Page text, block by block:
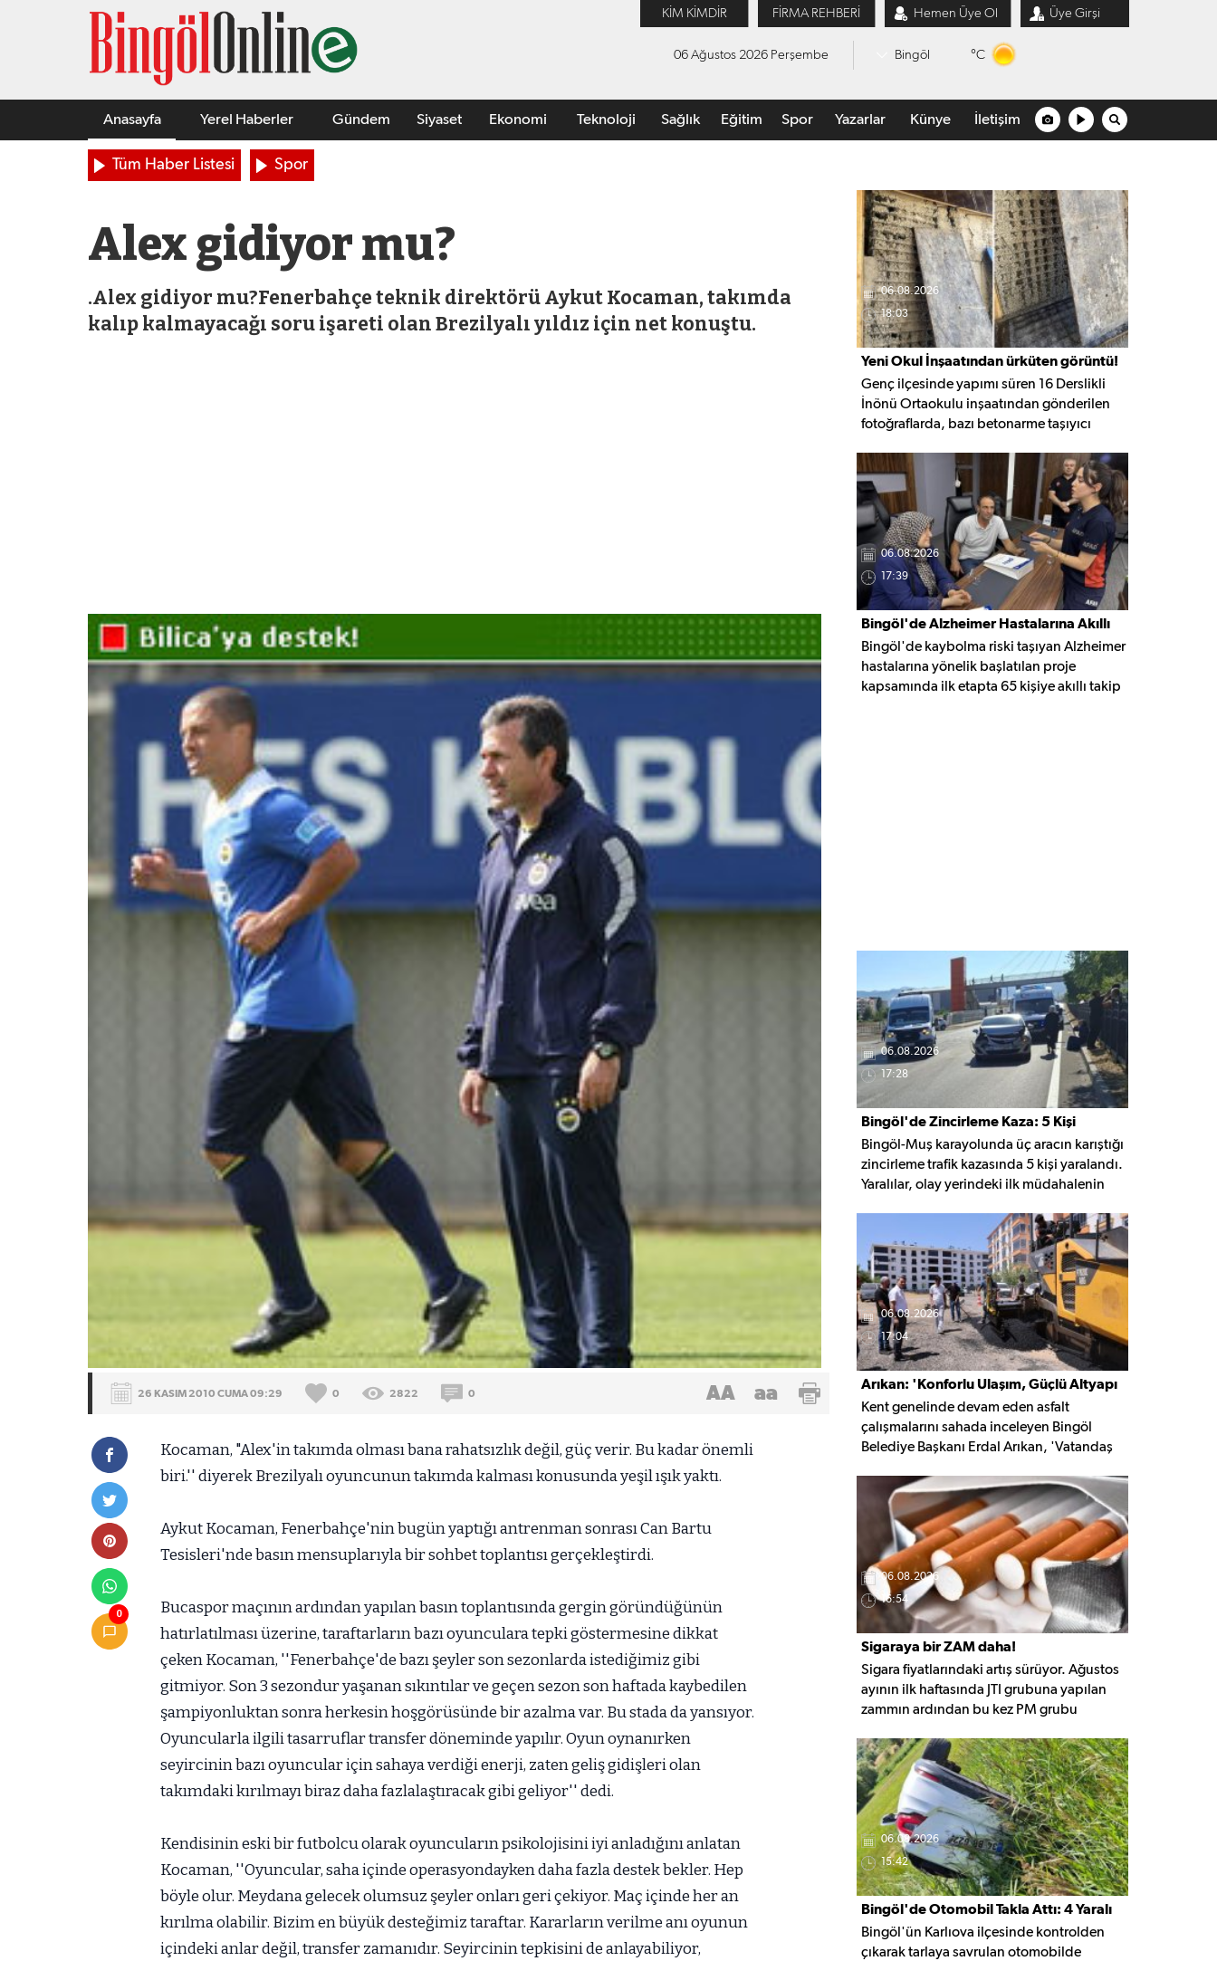
KİM KİMDİR FİRMA REHBERİ Hemen Üye Ol Üye Girşi
06 Ağustos 2026 Perşembe Bingöl °C
Anasayfa Yerel Haberler Gündem Siyaset Ekonomi Teknoloji Sağlık Eğitim Spor Yazarlar Künye İletişim
Tüm Haber Listesi Spor
Alex gidiyor mu?
.Alex gidiyor mu?Fenerbahçe teknik direktörü Aykut Kocaman, takımda
kalıp kalmayacağı soru işareti olan Brezilyalı yıldız için net konuştu.
26 KASIM 2010 CUMA 09:29 0 2822 0 AA aa
0
Kocaman, "Alex'in takımda olması bana rahatsızlık değil, güç verir. Bu kadar önemli
biri.'' diyerek Brezilyalı oyuncunun takımda kalması konusunda yeşil ışık yaktı.
Aykut Kocaman, Fenerbahçe'nin bugün yaptığı antrenman sonrası Can Bartu
Tesisleri'nde basın mensuplarıyla bir sohbet toplantısı gerçekleştirdi.
Bucaspor maçının ardından yapılan basın toplantısında gergin göründüğünün
hatırlatılması üzerine, taraftarların bazı oyunculara tepki göstermesine dikkat
çeken Kocaman, ''Fenerbahçe'de bazı şeyler son sezonlarda istediğimiz gibi
gitmiyor. Son 3 sezondur yaşanan sıkıntılar ve geçen sezon son haftada kaybedilen
şampiyonluktan sonra herkesin hoşgörüsünde bir azalma var. Bu stada da yansıyor.
Oyuncularla ilgili tasarruflar transfer döneminde yapılır. Oyun oynanırken
seyircinin bazı oyuncular için sahaya verdiği enerji, zaten geliş gidişleri olan
takımdaki kırılmayı biraz daha fazlalaştıracak gibi geliyor'' dedi.
Kendisinin eski bir futbolcu olarak oyuncuların psikolojisini iyi anladığını anlatan
Kocaman, ''Oyuncular, saha içinde operasyondayken daha fazla destek bekler. Hep
böyle olur. Meydana gelecek olumsuz şeyler onları geri çekiyor. Maç içinde her an
kırılma olabilir. Bizim en büyük desteğimiz taraftar. Kararların verilme anı oyunun
içindeki anlar değil, transfer zamanıdır. Seyircinin tepkisini de anlayabiliyor,
06.08.2026
18:03
Yeni Okul İnşaatından ürküten görüntü!
Genç ilçesinde yapımı süren 16 Derslikli
İnönü Ortaokulu inşaatından gönderilen
fotoğraflarda, bazı betonarme taşıyıcı
donatı demirleri görülüyor. Görüntüler,
yapı kalitesine ilişkin soru işaretleri
oluştururken, yetkili kurumların teknik
inceleme yapması çağrısı yapıldı.
06.08.2026
17:39
Bingöl'de Alzheimer Hastalarına Akıllı
Takip Desteği
Bingöl'de kaybolma riski taşıyan Alzheimer
hastalarına yönelik başlatılan proje
kapsamında ilk etapta 65 kişiye akıllı takip
06.08.2026
17:28
Bingöl'de Zincirleme Kaza: 5 Kişi
Yaralandı
Bingöl-Muş karayolunda üç aracın karıştığı
zincirleme trafik kazasında 5 kişi yaralandı.
Yaralılar, olay yerindeki ilk müdahalenin
06.08.2026
17:04
Arıkan: 'Konforlu Ulaşım, Güçlü Altyapı
İçin Çalışıyoruz'
Kent genelinde devam eden asfalt
çalışmalarını sahada inceleyen Bingöl
Belediye Başkanı Erdal Arıkan, 'Vatandaş
hayatına kattığı konforu hatırlar' diyerek,
ulaşım yatırımlarında kalıcı ve güvenli
çözümleri öncelediklerini söyledi. Arıkan,
bu sezon yaklaşık 40 bin ton asfalt serimi
gerçekleştirileceğini belirtti.
06.08.2026
16:54
Sigaraya bir ZAM daha!
Sigara fiyatlarındaki artış sürüyor. Ağustos
ayının ilk haftasında JTI grubuna yapılan
zammın ardından bu kez PM grubu
gruptaki en ucuz sigara 120 TL, en pahalı
sigara ise 140 TL'ye yükseldi.
06.08.2026
15:42
Bingöl'de Otomobil Takla Attı: 4 Yaralı
Bingöl'ün Karlıova ilçesinde kontrolden
çıkarak tarlaya savrulan otomobilde